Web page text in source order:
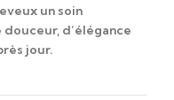
un soin
douceur, d’élégance
jour.